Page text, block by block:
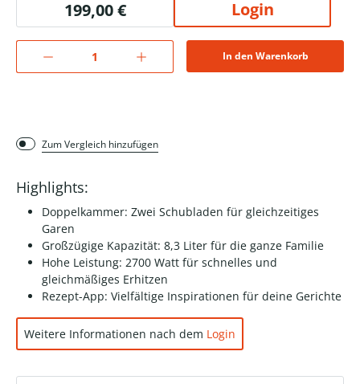
199,00 € Login
In den Warenkorb
Zum Vergleich hinzufügen
Highlights:
Doppelkammer: Zwei Schubladen für gleichzeitiges
Garen
Großzügige Kapazität: 8,3 Liter für die ganze Familie
Hohe Leistung: 2700 Watt für schnelles und
gleichmäßiges Erhitzen
Rezept-App: Vielfältige Inspirationen für deine Gerichte
Weitere Informationen nach dem Login